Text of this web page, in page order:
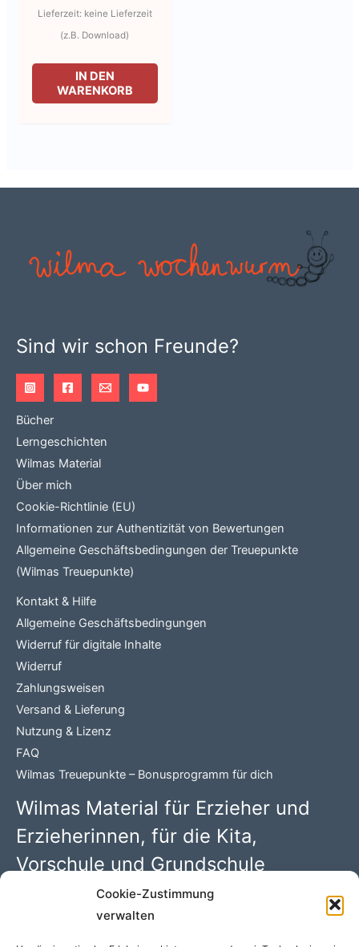
Cookie-Zustimmung
verwalten
Lieferzeit: keine Lieferzeit
(z.B. Download)
IN DEN
WARENKORB
Sind wir schon Freunde?
Bücher
Lerngeschichten
Wilmas Material
Über mich
Cookie-Richtlinie (EU)
Informationen zur Authentizität von Bewertungen
Allgemeine Geschäftsbedingungen der Treuepunkte
(Wilmas Treuepunkte)
Kontakt & Hilfe
Allgemeine Geschäftsbedingungen
Widerruf für digitale Inhalte
Widerruf
Zahlungsweisen
Versand & Lieferung
Nutzung & Lizenz
FAQ
Wilmas Treuepunkte – Bonusprogramm für dich
Wilmas Material für Erzieher und
Erzieherinnen, für die Kita,
Vorschule und Grundschule
Wilma Wochenwurm PDFs mit 100 kreativen Kindergarten
Ideen. Begleitmaterial zu den Kinderbüchern rund um